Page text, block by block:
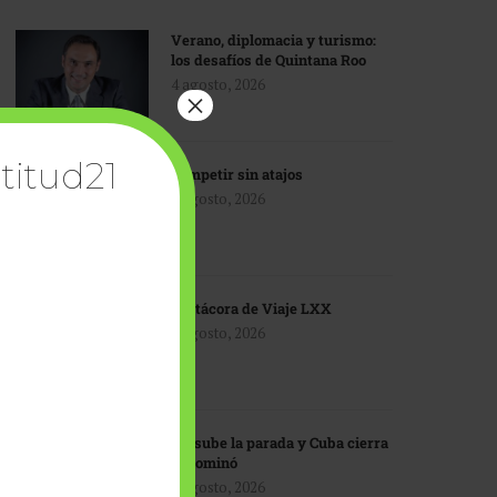
Verano, diplomacia y turismo:
los desafíos de Quintana Roo
4 agosto, 2026
Competir sin atajos
4 agosto, 2026
Bitácora de Viaje LXX
3 agosto, 2026
EU sube la parada y Cuba cierra
el dominó
3 agosto, 2026
×